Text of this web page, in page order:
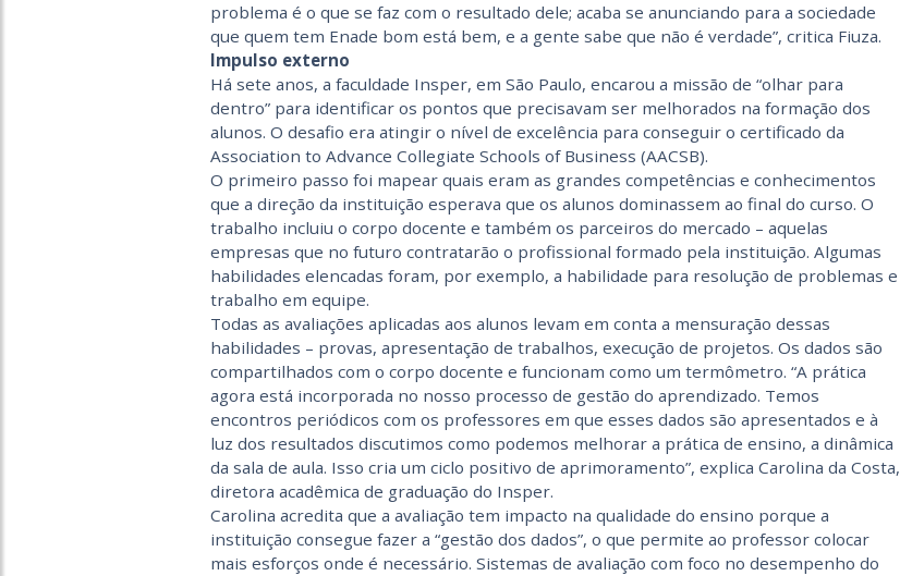
problema é o que se faz com o resultado dele; acaba se anunciando para a sociedade
que quem tem Enade bom está bem, e a gente sabe que não é verdade”, critica Fiuza.
Impulso externo
Há sete anos, a faculdade Insper, em São Paulo, encarou a missão de “olhar para
dentro” para identificar os pontos que precisavam ser melhorados na formação dos
alunos. O desafio era atingir o nível de excelência para conseguir o certificado da
Association to Advance Collegiate Schools of Business (AACSB).
O primeiro passo foi mapear quais eram as grandes competências e conhecimentos
que a direção da instituição esperava que os alunos dominassem ao final do curso. O
trabalho incluiu o corpo docente e também os parceiros do mercado – aquelas
empresas que no futuro contratarão o profissional formado pela instituição. Algumas
habilidades elencadas foram, por exemplo, a habilidade para resolução de problemas e
trabalho em equipe.
Todas as avaliações aplicadas aos alunos levam em conta a mensuração dessas
habilidades – provas, apresentação de trabalhos, execução de projetos. Os dados são
compartilhados com o corpo docente e funcionam como um termômetro. “A prática
agora está incorporada no nosso processo de gestão do aprendizado. Temos
encontros periódicos com os professores em que esses dados são apresentados e à
luz dos resultados discutimos como podemos melhorar a prática de ensino, a dinâmica
da sala de aula. Isso cria um ciclo positivo de aprimoramento”, explica Carolina da Costa,
diretora acadêmica de graduação do Insper.
Carolina acredita que a avaliação tem impacto na qualidade do ensino porque a
instituição consegue fazer a “gestão dos dados”, o que permite ao professor colocar
mais esforços onde é necessário. Sistemas de avaliação com foco no desempenho do